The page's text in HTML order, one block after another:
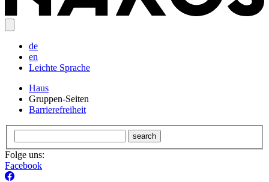
de
en
Leichte Sprache
Haus
Gruppen-Seiten
Barrierefreiheit
search
Folge uns:
Facebook